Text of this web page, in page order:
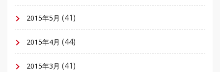
2015年5月 (41)
2015年4月 (44)
2015年3月 (41)